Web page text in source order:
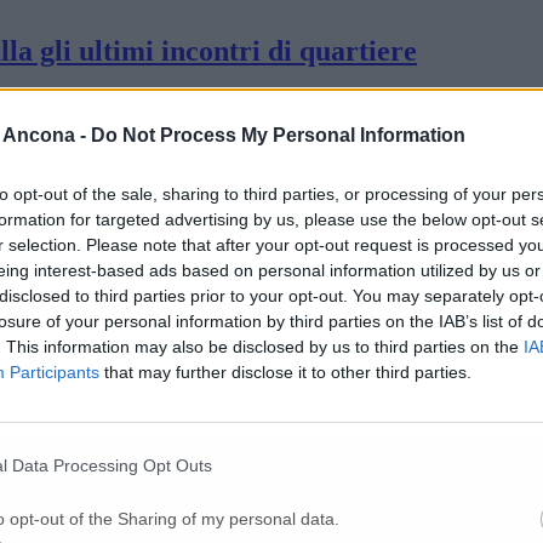
- Do Not Process My Personal Information
opt-out of the sale, sharing to third parties, or processing of your
for targeted advertising by us, please use the below opt-out
selection. Please note that after your opt-out request is processed
interest-based ads based on personal information utilized by us
to third parties prior to your opt-out. You may separately
of your personal information by third parties on the IAB’s list of
This information may also be disclosed by us to third parties on the
Participants that may further disclose it to other third parties.
Data Processing Opt Outs
opt-out of the Sharing of my personal data.
gli ultimi incontri di quartiere
tasso cumulativo sfora quota 100
in quarantena
Veronica’, una classe in quarantena
terapie intensive l’80% non vaccinati
di più le terapie intensive e le